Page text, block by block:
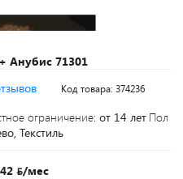
Анубис 71301
Код товара: 374236
ограничение: от 14 лет Пол
Текстиль
/мес